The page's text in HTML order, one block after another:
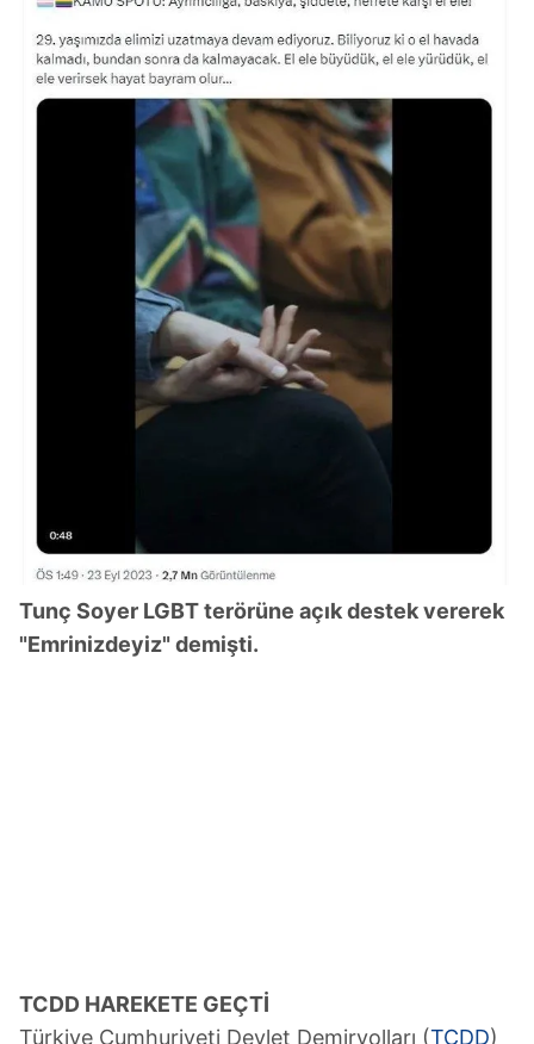
Tunç Soyer LGBT terörüne açık destek vererek
"Emrinizdeyiz" demişti.
TCDD HAREKETE GEÇTİ
Türkiye Cumhuriyeti Devlet Demiryolları (TCDD)